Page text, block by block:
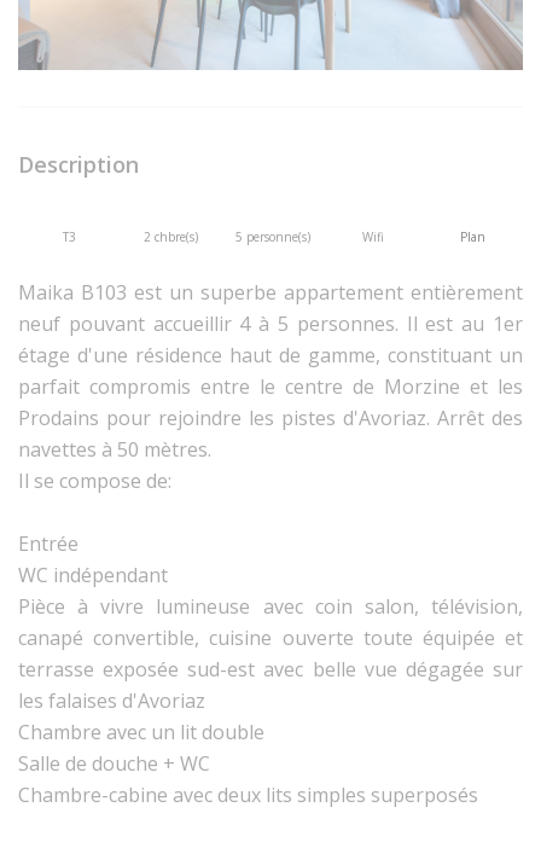
Description
T3 2 chbre(s) 5 personne(s) Wifi Plan
Maika B103 est un superbe appartement entièrement
neuf pouvant accueillir 4 à 5 personnes. Il est au 1er
étage d'une résidence haut de gamme, constituant un
parfait compromis entre le centre de Morzine et les
Prodains pour rejoindre les pistes d'Avoriaz. Arrêt des
navettes à 50 mètres.
Il se compose de:
Entrée
WC indépendant
Pièce à vivre lumineuse avec coin salon, télévision,
canapé convertible, cuisine ouverte toute équipée et
terrasse exposée sud-est avec belle vue dégagée sur
les falaises d'Avoriaz
Chambre avec un lit double
Salle de douche + WC
Chambre-cabine avec deux lits simples superposés